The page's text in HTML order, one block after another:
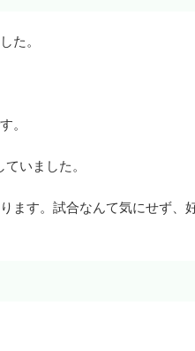
た。
。
いました。
ます。試合なんて気にせず、